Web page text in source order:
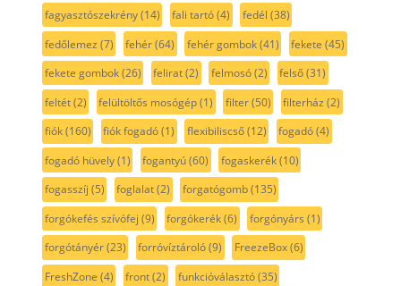
fagyasztószekrény(14) fali tartó(4) fedél (38)
fedőlemez (7) fehér(64) fehér gombok(41) fekete (45)
fekete gombok(26) felirat(2) felmosó(2) felső(31)
feltét(2) felültöltős mosógép(1) filter(50) filterház (2)
fiók(160) fiók fogadó(1) flexibiliscső(12) fogadó(4)
fogadó hüvely(1) fogantyú(60) fogaskerék(10)
fogasszíj (5) foglalat(2) forgatógomb(135)
forgókefés szívófej (9) forgókerék(6) forgónyárs (1)
forgótányér(23) forróvíztároló(9) FreezeBox(6)
FreshZone (4) front(2) funkcióválasztó(35)